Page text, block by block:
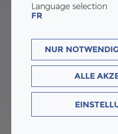
Language selection
FR
NUR
ALLE